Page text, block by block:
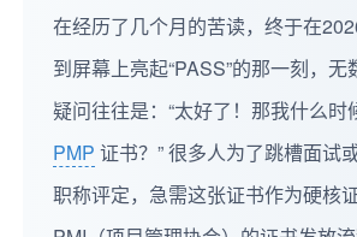
在经历了几个月的苦读，终于在
到屏幕上亮起“PASS”的那一刻，
疑问往往是：“太好了！那我什么时
PMP 证书？” 很多人为了跳槽面试
职称评定，急需这张证书作为硬核